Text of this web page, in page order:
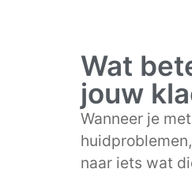
Wat
jouw
Wanneer je
naar iets wat